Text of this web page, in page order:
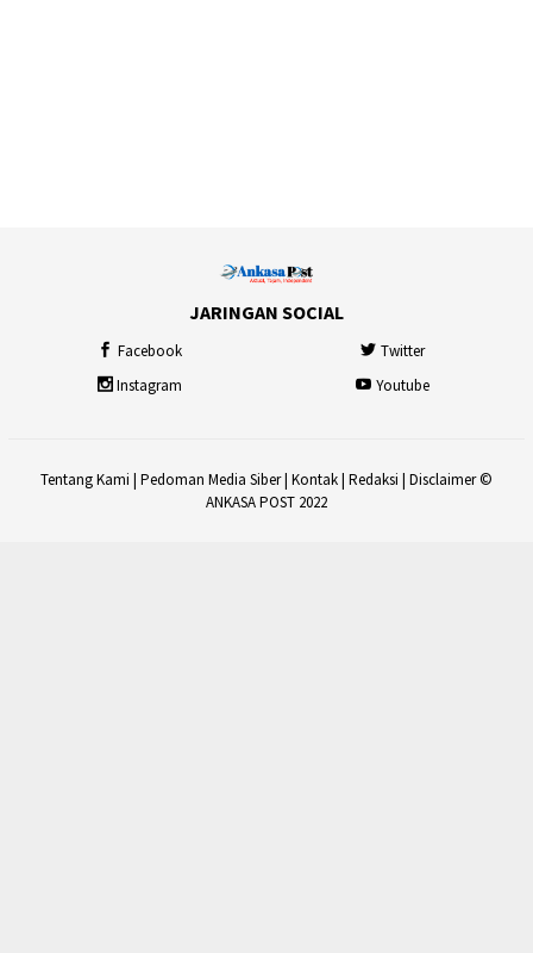
JARINGAN SOCIAL
Facebook
Twitter
Instagram
Youtube
Tentang Kami | Pedoman Media Siber| Kontak| Redaksi | Disclaimer©
ANKASA POST 2022